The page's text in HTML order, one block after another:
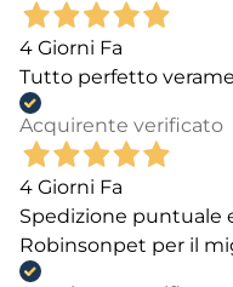
4 Giorni Fa
Tutto perfetto
Acquirente verificato
4 Giorni Fa
Spedizione puntuale
Robinsonpet per il